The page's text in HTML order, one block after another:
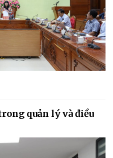
quản lý và điều